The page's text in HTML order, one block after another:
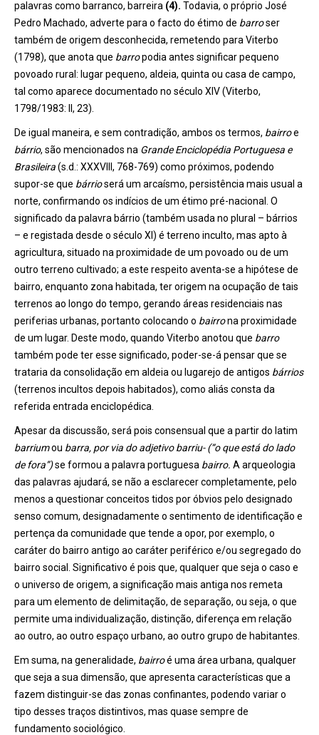
palavras como barranco, barreira (4). Todavia, o próprio José
Pedro Machado, adverte para o facto do étimo de barroser
também de origem desconhecida, remetendo para Viterbo
(1798), que anota que barropodia antes significar pequeno
povoado rural: lugar pequeno, aldeia, quinta ou casa de campo,
tal como aparece documentado no século XIV (Viterbo,
1798/1983: II, 23).
De igual maneira, e sem contradição, ambos os termos, bairroe
bárrio, são mencionados na Grande Enciclopédia Portuguesa e
Brasileira(s.d.: XXXVIII, 768-769) como próximos, podendo
supor-se que bárrioserá um arcaísmo, persistência mais usual a
norte, confirmando os indícios de um étimo pré-nacional. O
significado da palavra bárrio (também usada no plural – bárrios
– e registada desde o século XI) é terreno inculto, mas apto à
agricultura, situado na proximidade de um povoado ou de um
outro terreno cultivado; a este respeito aventa-se a hipótese de
bairro, enquanto zona habitada, ter origem na ocupação de tais
terrenos ao longo do tempo, gerando áreas residenciais nas
periferias urbanas, portanto colocando o bairrona proximidade
de um lugar. Deste modo, quando Viterbo anotou que barro
também pode ter esse significado, poder-se-á pensar que se
trataria da consolidação em aldeia ou lugarejo de antigos bárrios
(terrenos incultos depois habitados), como aliás consta da
referida entrada enciclopédica.
Apesar da discussão, será pois consensual que a partir do latim
barriumou barra, por via do adjetivo barriu- (“o que está do lado
de fora”)se formou a palavra portuguesa bairro. A arqueologia
das palavras ajudará, se não a esclarecer completamente, pelo
menos a questionar conceitos tidos por óbvios pelo designado
senso comum, designadamente o sentimento de identificação e
pertença da comunidade que tende a opor, por exemplo, o
caráter do bairro antigo ao caráter periférico e/ou segregado do
bairro social. Significativo é pois que, qualquer que seja o caso e
o universo de origem, a significação mais antiga nos remeta
para um elemento de delimitação, de separação, ou seja, o que
permite uma individualização, distinção, diferença em relação
ao outro, ao outro espaço urbano, ao outro grupo de habitantes.
Em suma, na generalidade, bairroé uma área urbana, qualquer
que seja a sua dimensão, que apresenta características que a
fazem distinguir-se das zonas confinantes, podendo variar o
tipo desses traços distintivos, mas quase sempre de
fundamento sociológico.